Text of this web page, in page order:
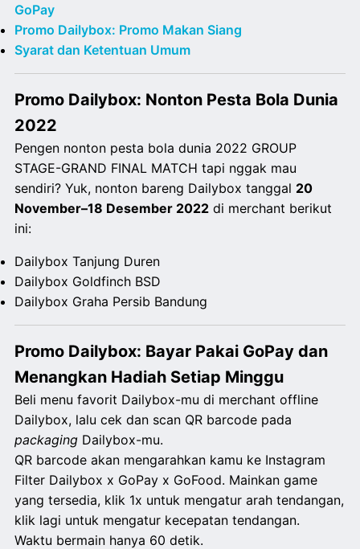
GoPay
Promo Dailybox: Promo Makan Siang
Syarat dan Ketentuan Umum
Promo Dailybox: Nonton Pesta Bola Dunia
2022
Pengen nonton pesta bola dunia 2022 GROUP
STAGE-GRAND FINAL MATCH tapi nggak mau
sendiri? Yuk, nonton bareng Dailybox tanggal 20
November–18 Desember 2022di merchant berikut
ini:
Dailybox Tanjung Duren
Dailybox Goldfinch BSD
Dailybox Graha Persib Bandung
Promo Dailybox: Bayar Pakai GoPay dan
Menangkan Hadiah Setiap Minggu
Beli menu favorit Dailybox-mu di merchant offline
Dailybox, lalu cek dan scan QR barcode pada
packagingDailybox-mu.
QR barcode akan mengarahkan kamu ke Instagram
Filter Dailybox x GoPay x GoFood. Mainkan game
yang tersedia, klik 1x untuk mengatur arah tendangan,
klik lagi untuk mengatur kecepatan tendangan.
Waktu bermain hanya 60 detik.